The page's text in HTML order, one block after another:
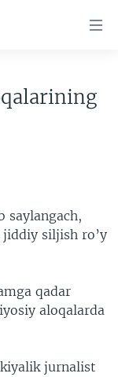
saylangach,
siljish ro’y
qadar
aloqalarda
jurnalist